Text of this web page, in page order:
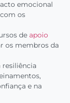
emocional
os
de apoio
os membros da
resiliência
e na